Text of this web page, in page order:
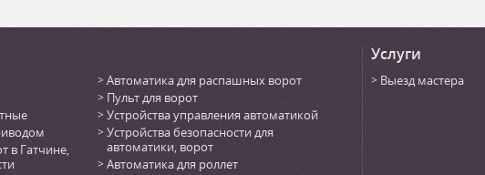
в Гатчине,
Автоматика для распашных ворот
Пульт для ворот
Устройства управления автоматикой
Устройства безопасности для
автоматики, ворот
Автоматика для роллет
Услуги
Выезд мастера